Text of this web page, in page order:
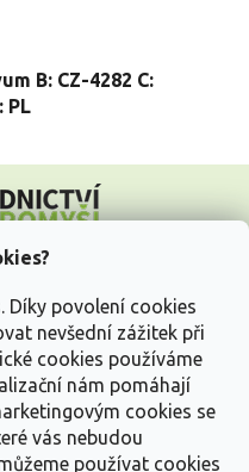
Díky povolení cookies
nevšední zážitek při
cookies používáme
nám pomáhají
cookies se
vás nebudou
používat cookies
B: CZ-4282 C:
PL